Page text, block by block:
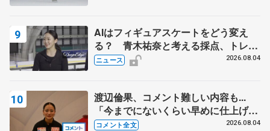
AIはフィギュアスケートをどう変え
る？ 青木祐奈と考える採点、トレー
ニングの未来
ニュース 2026.08.04
渡辺倫果、コメント難しい内容も...
「今までにないくらい早めに仕上げら
れている」 【アジアンオープントロ
コメント全文 2026.08.04